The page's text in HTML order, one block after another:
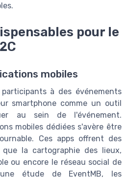
pour le
mobiles
à des événements
smartphone comme un outil
au sein de l'événement.
mobiles dédiées s'avère être
Ces apps offrent des
la cartographie des lieux,
ou encore le réseau social de
étude de EventMB, les